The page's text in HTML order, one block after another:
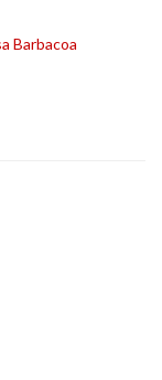
Barbacoa